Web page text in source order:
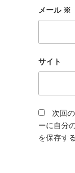
メール ※
サイト
次回
ーに自分
を保存する